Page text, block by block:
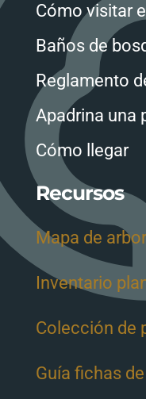
Cómo visitar
Baños de
Reglamento
Apadrina una
Cómo llegar
Recursos
Mapa de
Inventario
Colección de
Guía fichas